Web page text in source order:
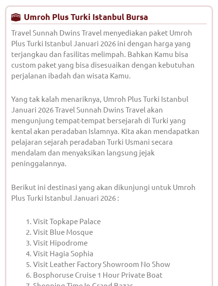
Umroh Plus Turki Istanbul Bursa
Travel Sunnah Dwins Travel menyediakan paket Umroh
Plus Turki Istanbul Januari 2026 ini dengan harga yang
terjangkau dan fasilitas melimpah. Bahkan Kamu bisa
custom paket yang bisa disesuaikan dengan kebutuhan
perjalanan ibadah dan wisata Kamu.
Yang tak kalah menariknya, Umroh Plus Turki Istanbul
Januari 2026 Travel Sunnah Dwins Travel akan
mengunjung tempat-tempat bersejarah di Turki yang
kental akan peradaban Islamnya. Kita akan mendapatkan
pelajaran sejarah peradaban Turki Usmani secara
mendalam dan menyaksikan langsung jejak
peninggalannya.
Berikut ini destinasi yang akan dikunjungi untuk Umroh
Plus Turki Istanbul Januari 2026 :
Visit Topkape Palace
Visit Blue Mosque
Visit Hipodrome
Visit Hagia Sophia
Visit Leather Factory Showroom No Show
Bosphoruse Cruise 1 Hour Private Boat